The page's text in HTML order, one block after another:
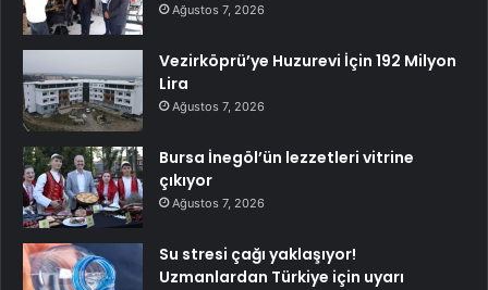
Ağustos 7, 2026
Vezirköprü’ye Huzurevi İçin 192 Milyon
Lira
Ağustos 7, 2026
Bursa İnegöl’ün lezzetleri vitrine
çıkıyor
Ağustos 7, 2026
Su stresi çağı yaklaşıyor!
Uzmanlardan Türkiye için uyarı